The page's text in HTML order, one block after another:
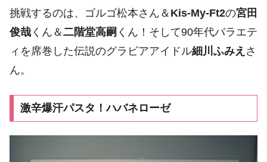
挑戦するのは、ゴルゴ松本さん＆ Kis-My-Ft2の宮田
俊哉 くん＆二階堂高嗣 くん！そして90年代バラエテ
ィを席巻した伝説のグラビアアイドル細川ふみえ さ
ん。
激辛爆汗パスタ！ハバネローゼ